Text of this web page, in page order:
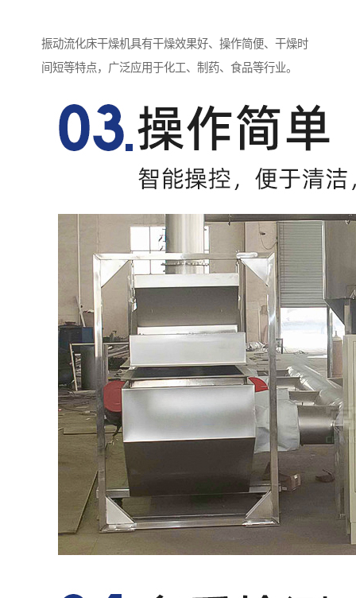
振动流化床干燥机具有干燥效果好、操作简便、干燥时
间短等特点，广泛应用于化工、制药、食品等行业。